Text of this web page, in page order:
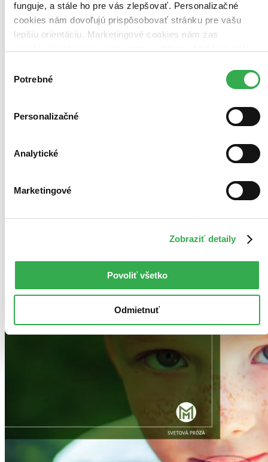
funguje, a stále ho pre vás zlepšovať. Personalizačné
cookies nám dovoľujú prispôsobovať stránku pre vašu
lepšiu orientáciu. Marketingové cookies nám zas
keby sme mohli používať všetky tieto cookies. Ďakujeme!
súhlasu
Potrebné
Personalizačné
Analytické
Marketingové
Zobraziť detaily
Povoliť všetko
Odmietnuť